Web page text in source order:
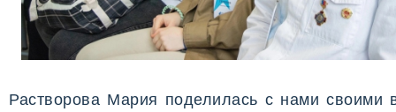
Растворова Мария поделилась с нами своими